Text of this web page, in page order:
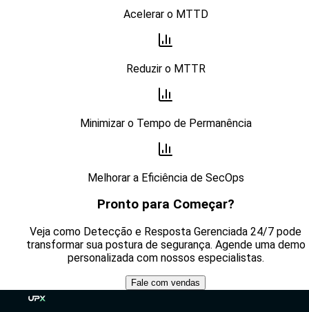
Acelerar o MTTD
Reduzir o MTTR
Minimizar o Tempo de Permanência
Melhorar a Eficiência de SecOps
Pronto para Começar?
Veja como Detecção e Resposta Gerenciada 24/7 pode
transformar sua postura de segurança. Agende uma demo
personalizada com nossos especialistas.
Fale com vendas